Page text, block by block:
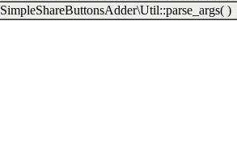
SimpleShareButtonsAdder\Util::parse_args( )